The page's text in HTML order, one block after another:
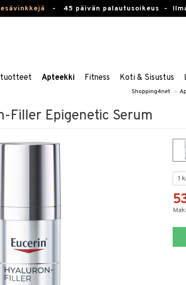
- 45 päivän palautusoikeus -
Apteekki Fitness Koti & Sisustus
Shopping4net »
Filler Epigenetic Serum